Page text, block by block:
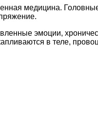
медицина.
эмоции,
в теле,